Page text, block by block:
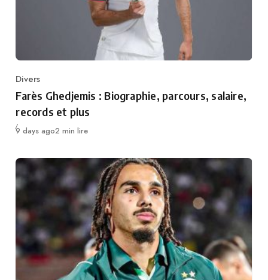
Category
Divers
Farès Ghedjemis : Biographie, parcours, salaire,
records et plus
Publié
9 days ago2 min lire